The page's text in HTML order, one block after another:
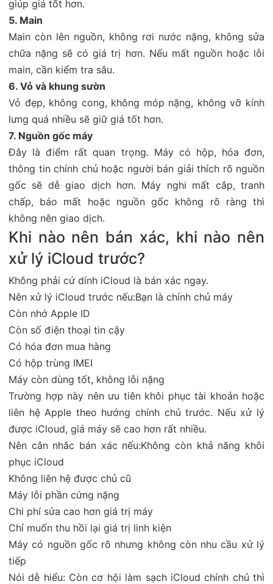
giúp giá tốt hơn.
5. Main
Main còn lên nguồn, không rơi nước nặng, không sửa
chữa nặng sẽ có giá trị hơn. Nếu mất nguồn hoặc lỗi
main, cần kiểm tra sâu.
6. Vỏ và khung sườn
Vỏ đẹp, không cong, không móp nặng, không vỡ kính
lưng quá nhiều sẽ giữ giá tốt hơn.
7. Nguồn gốc máy
Đây là điểm rất quan trọng. Máy có hộp, hóa đơn,
thông tin chính chủ hoặc người bán giải thích rõ nguồn
gốc sẽ dễ giao dịch hơn. Máy nghi mất cắp, tranh
chấp, báo mất hoặc nguồn gốc không rõ ràng thì
không nên giao dịch.
Khi nào nên bán xác, khi nào nên
xử lý iCloud trước?
Không phải cứ dính iCloud là bán xác ngay.
Nên xử lý iCloud trước nếu:Bạn là chính chủ máy
Còn nhớ Apple ID
Còn số điện thoại tin cậy
Có hóa đơn mua hàng
Có hộp trùng IMEI
Máy còn dùng tốt, không lỗi nặng
Trường hợp này nên ưu tiên khôi phục tài khoản hoặc
liên hệ Apple theo hướng chính chủ trước. Nếu xử lý
được iCloud, giá máy sẽ cao hơn rất nhiều.
Nên cân nhắc bán xác nếu:Không còn khả năng khôi
phục iCloud
Không liên hệ được chủ cũ
Máy lỗi phần cứng nặng
Chi phí sửa cao hơn giá trị máy
Chỉ muốn thu hồi lại giá trị linh kiện
Máy có nguồn gốc rõ nhưng không còn nhu cầu xử lý
tiếp
Nói dễ hiểu: Còn cơ hội làm sạch iCloud chính chủ thì